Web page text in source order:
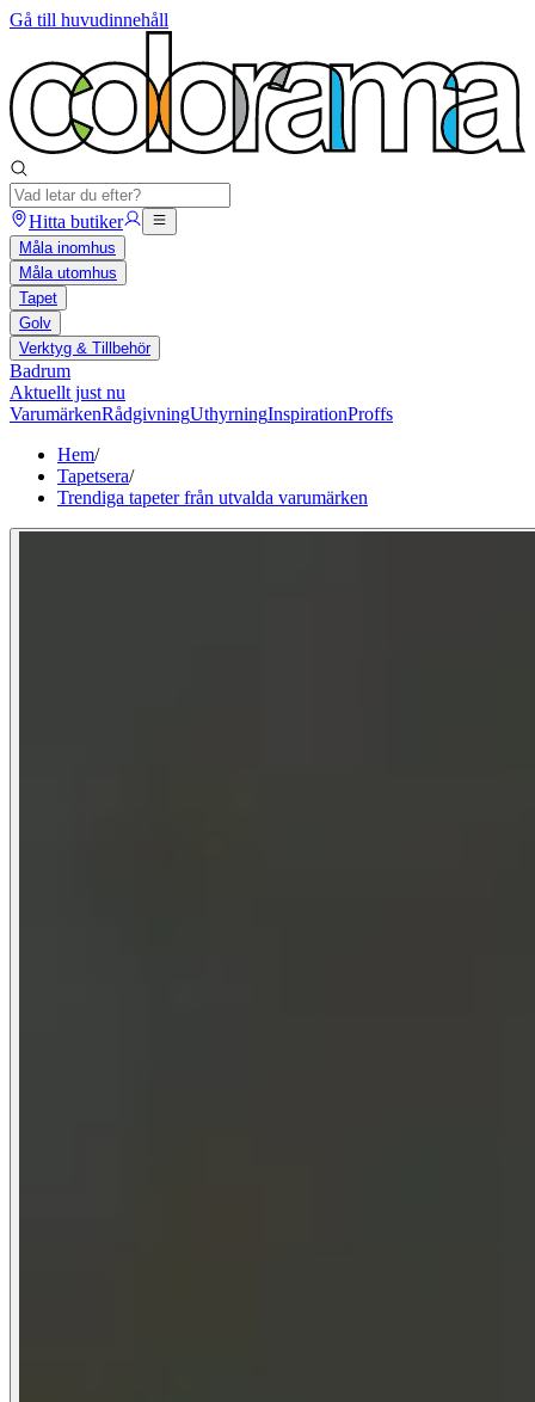
Gå till huvudinnehåll
Hitta butiker
Måla inomhus
Måla utomhus
Tapet
Golv
Verktyg & Tillbehör
Badrum
Aktuellt just nu
VarumärkenRådgivningUthyrningInspirationProffs
Hem/
Tapetsera/
Trendiga tapeter från utvalda varumärken